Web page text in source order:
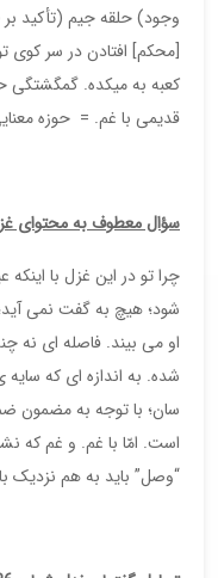
وجود) حلقه جیم (تأکید
[محکم] افتادن در سر کوی
کعبه به میکده. گمگشتگی
قدیمی با غم. = حوزه
سؤال معطوف به محتوای غزل
چرا تو در این غزل با
شود؛ هیچ به گفت نمی
او می بیند. فاصله ای نه
شده. به اندازه ای که
سان؛ با توجه به مضمون
است. امّا با غم. و غم که
“وصل” باید به هم نزدیک